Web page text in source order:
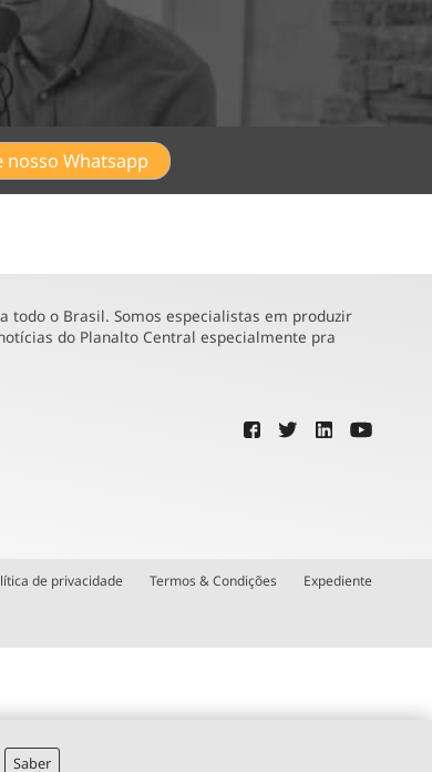
nosso Whatsapp
todo o Brasil. Somos especialistas em produzir
do Planalto Central especialmente pra
de privacidade Termos & Condições Expediente
Saber